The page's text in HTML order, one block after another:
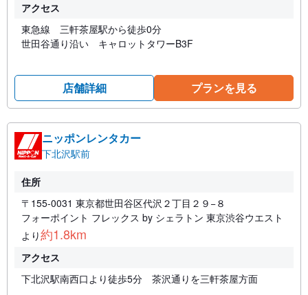
アクセス
東急線 三軒茶屋駅から徒歩0分
世田谷通り沿い キャロットタワーB3F
店舗詳細 プランを見る
ニッポンレンタカー
下北沢駅前
住所
〒155-0031 東京都世田谷区代沢２丁目２９−８
フォーポイント フレックス by シェラトン 東京渋谷ウエスト
より約1.8km
アクセス
下北沢駅南西口より徒歩5分 茶沢通りを三軒茶屋方面